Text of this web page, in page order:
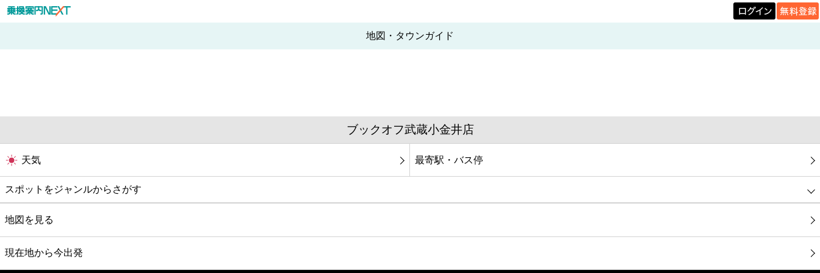
地図・タウンガイド
ブックオフ武蔵小金井店
天気 最寄駅・バス停
スポットをジャンルからさがす
グルメ
映画
地図を見る
現在地から今出発